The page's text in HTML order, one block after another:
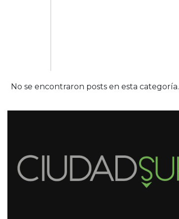
No se encontraron posts en esta categoría.